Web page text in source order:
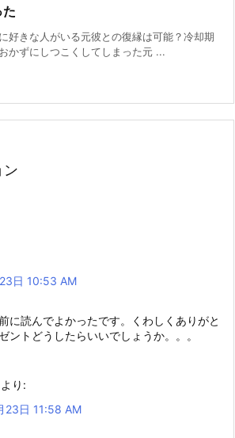
た
好きな人がいる元彼との復縁は可能？冷却期
かずにしつこくしてしまった元 ...
ン
日 10:53 AM
に読んでよかったです。くわしくありがと
ントどうしたらいいでしょうか。。。
より:
23日 11:58 AM